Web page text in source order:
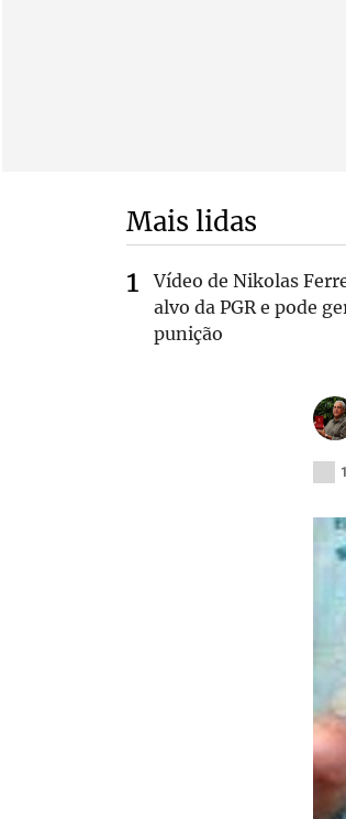
Mais lidas
Vídeo de Nikolas
alvo da PGR e pode
punição